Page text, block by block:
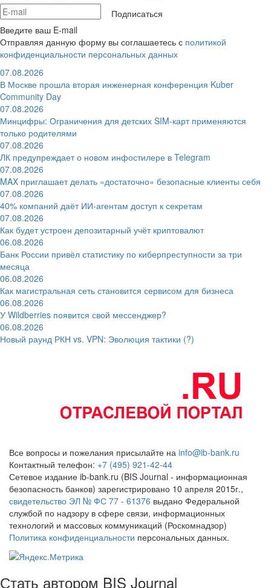
Подписаться
Введите ваш E-mail
Отправляя данную форму вы соглашаетесь с политикой
конфиденциальности персональных данных
07.08.2026
В Москве прошла вторая инженерная конференция Kuber
Community Day
07.08.2026
Минцифры: Ограничения для детских SIM-карт применяются
только родителями
07.08.2026
ЛК предупреждает о новом инфостилере в Telegram
07.08.2026
MAX приглашает делать «достаточно» безопасные клиенты себя
07.08.2026
40% компаний даёт ИИ‑агентам доступ к секретам
07.08.2026
Как будет устроен депозитарный учёт криптовалют
06.08.2026
Банк России привёл статистику по киберпреступности за три
месяца
06.08.2026
Как магистральная сеть становится сервисом для бизнеса
06.08.2026
У Wildberries появится свой мессенджер?
06.08.2026
Новый раунд РКН vs. VPN: Эволюция тактики (?)
Все вопросы и пожелания присылайте на info@ib-bank.ru
Контактный телефон: +7 (495) 921-42-44
Сетевое издание ib-bank.ru (BIS Journal - информационная
безопасность банков) зарегистрировано 10 апреля 2015г.,
свидетельство ЭЛ № ФС 77 - 61376 выдано Федеральной
службой по надзору в сфере связи, информационных
технологий и массовых коммуникаций (Роскомнадзор)
Политика конфиденциальности персональных данных.
Стать автором BIS Journal